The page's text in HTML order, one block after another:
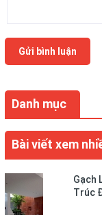
Danh mục
Bài viết xem
Gạch
Trúc
Gửi bình luận